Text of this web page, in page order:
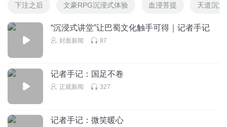
下注之后 文豪RPG沉浸式体验 血浸菩提 天道沉沉
“沉浸式讲堂”让巴蜀文化触手可得｜记者手记
封面新闻 87
记者手记：国足不卷
正观新闻 327
记者手记：微笑暖心